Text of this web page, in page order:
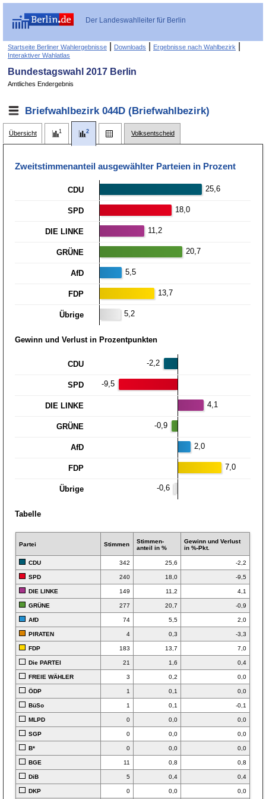
Der Landeswahlleiter für Berlin
Startseite Berliner Wahlergebnisse Downloads Ergebnisse nach Wahlbezirk
Interaktiver Wahlatlas
Bundestagswahl 2017 Berlin
Amtliches Endergebnis
Briefwahlbezirk 044D (Briefwahlbezirk)
Übersicht Volksentscheid
Zweitstimmen­anteil ausgewählter Parteien in Prozent
CDU 25,6
SPD 18,0
DIE LINKE 11,2
GRÜNE 20,7
AfD 5,5
FDP 13,7
Übrige 5,2
Gewinn und Verlust in Prozentpunkten
CDU -2,2
SPD -9,5
DIE LINKE 4,1
GRÜNE -0,9
AfD 2,0
FDP 7,0
Übrige -0,6
Tabelle
Partei Stimmen
Stimmen­
anteil in %
Gewinn und Verlust
in %-Pkt.
CDU 342 25,6 -2,2
SPD 240 18,0 -9,5
DIE LINKE 149 11,2 4,1
GRÜNE 277 20,7 -0,9
AfD 74 5,5 2,0
PIRATEN 4 0,3 -3,3
FDP 183 13,7 7,0
Die PARTEI 21 1,6 0,4
FREIE WÄHLER 3 0,2 0,0
ÖDP 1 0,1 0,0
BüSo 1 0,1 -0,1
MLPD 0 0,0 0,0
SGP 0 0,0 0,0
B* 0 0,0 0,0
BGE 11 0,8 0,8
DiB 5 0,4 0,4
DKP 0 0,0 0,0